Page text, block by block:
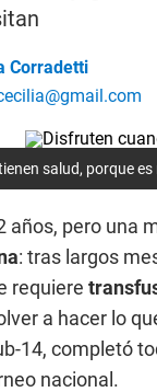
Corradetti
salud, porque
años, pero una
: tras largos
requiere
a hacer lo
14, completó
nacional.